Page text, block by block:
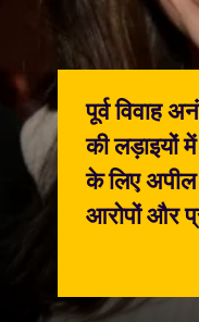
पूर्व विवाह
की लड़ाइयों
के लिए
आरोपों और